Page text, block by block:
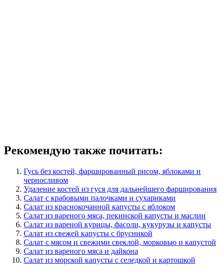
Рекомендую также почитать:
Гусь без костей, фаршированный рисом, яблоками и
черносливом
Удаление костей из гуся для дальнейшего фарширования
Салат с крабовыми палочками и сухариками
Салат из краснокочанной капусты с яблоком
Салат из вареного мяса, пекинской капусты и маслин
Салат из вареной курицы, фасоли, кукурузы и капусты
Салат из свежей капусты с брусникой
Салат с мясом и свежими свеклой, морковью и капустой
Салат из вареного мяса и дайкона
Салат из морской капусты с селедкой и картошкой